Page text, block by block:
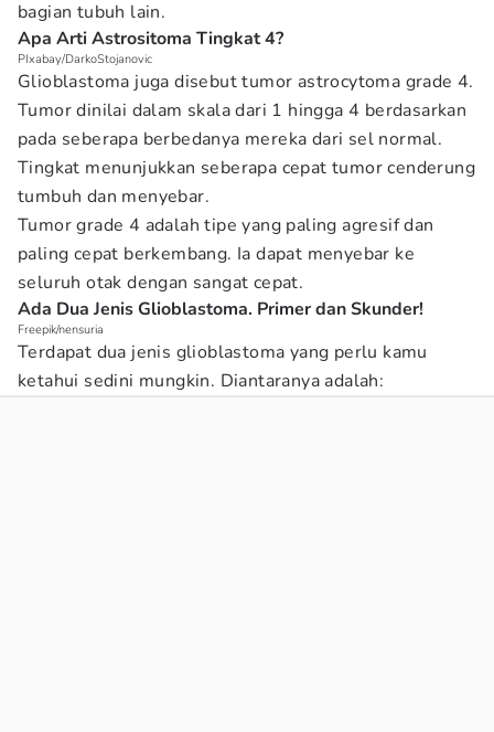
bagian tubuh lain.
Apa Arti Astrositoma Tingkat 4?
PIxabay/DarkoStojanovic
Glioblastoma juga disebut tumor astrocytoma grade 4.
Tumor dinilai dalam skala dari 1 hingga 4 berdasarkan
pada seberapa berbedanya mereka dari sel normal.
Tingkat menunjukkan seberapa cepat tumor cenderung
tumbuh dan menyebar.
Tumor grade 4 adalah tipe yang paling agresif dan
paling cepat berkembang. Ia dapat menyebar ke
seluruh otak dengan sangat cepat.
Ada Dua Jenis Glioblastoma. Primer dan Skunder!
Freepik/nensuria
Terdapat dua jenis glioblastoma yang perlu kamu
ketahui sedini mungkin. Diantaranya adalah: